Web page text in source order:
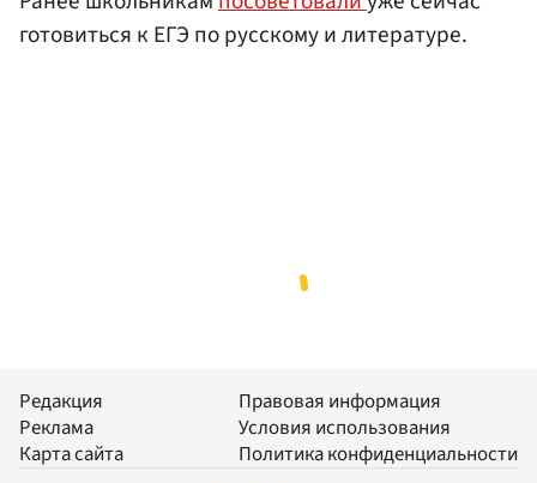
готовиться к ЕГЭ по русскому и литературе.
Редакция
Реклама
Карта сайта
Правовая информация
Условия использования
Политика конфиденциальности